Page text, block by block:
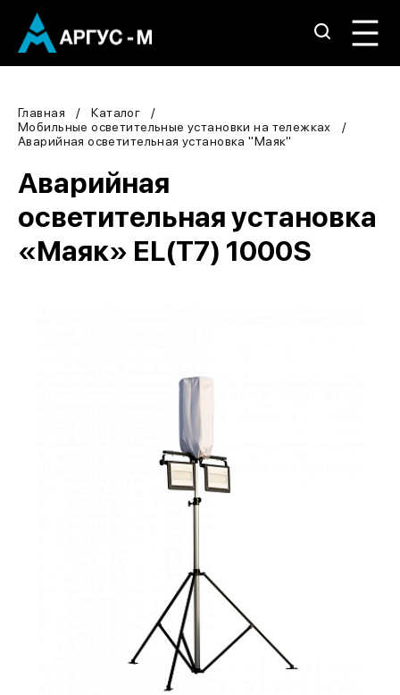
Главная
Каталог
Мобильные осветительные установки на тележках
Аварийная осветительная установка "Маяк"
Аварийная
осветительная установка
«Маяк» EL(T7) 1000S